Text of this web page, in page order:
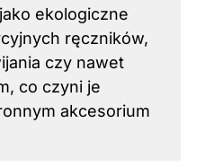
ekologiczne
ręczników,
czy nawet
co czyni je
akcesorium